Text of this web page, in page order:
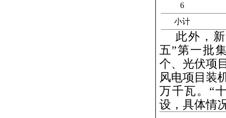
6
小计
此外，
五”第一批
个、光伏项
风电项目装
万千瓦。“
设，具体情